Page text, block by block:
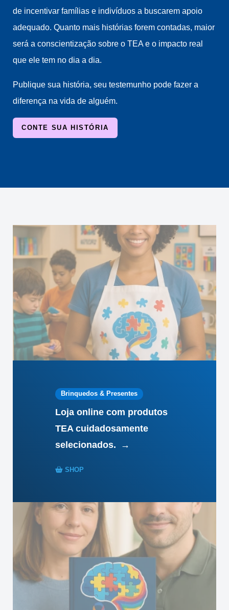
de incentivar famílias e indivíduos a buscarem apoio
adequado. Quanto mais histórias forem contadas, maior
será a conscientização sobre o TEA e o impacto real
que ele tem no dia a dia.
Publique sua história, seu testemunho pode fazer a
diferença na vida de alguém.
CONTE SUA HISTÓRIA
Brinquedos & Presentes
Loja online com produtos
TEA cuidadosamente
selecionados.
→
SHOP